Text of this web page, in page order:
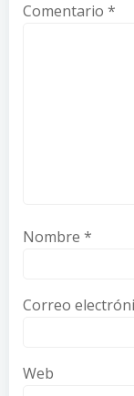
Comentario *
Nombre *
Correo
Web